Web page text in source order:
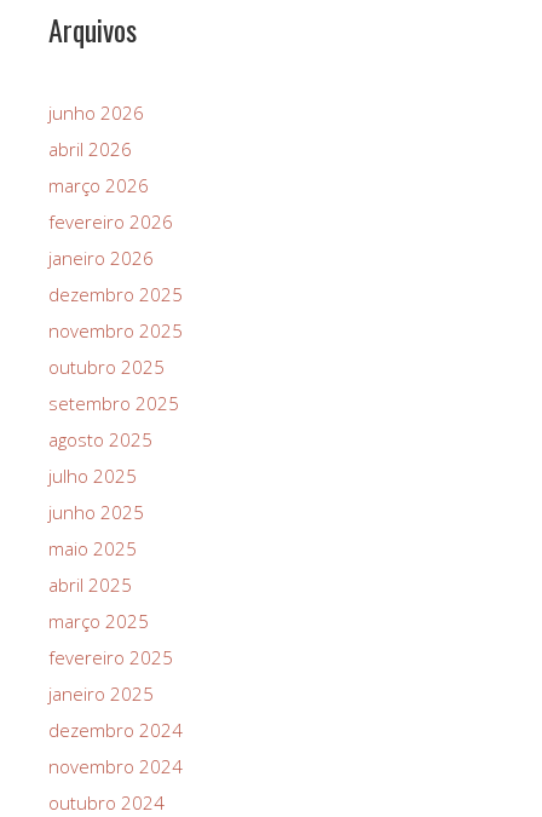
Arquivos
junho 2026
abril 2026
março 2026
fevereiro 2026
janeiro 2026
dezembro 2025
novembro 2025
outubro 2025
setembro 2025
agosto 2025
julho 2025
junho 2025
maio 2025
abril 2025
março 2025
fevereiro 2025
janeiro 2025
dezembro 2024
novembro 2024
outubro 2024